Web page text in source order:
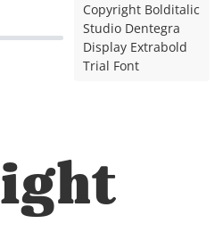
Copyright Bolditalic
Studio Dentegra
Display Extrabold
Trial Font